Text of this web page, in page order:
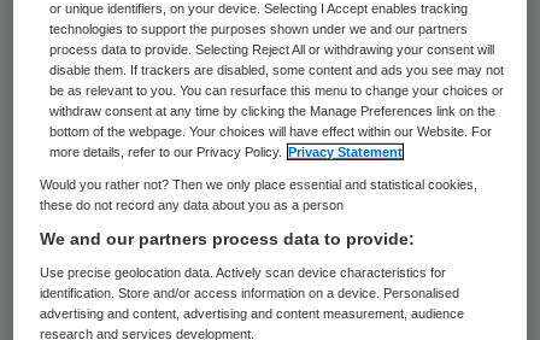
Consumenten Federatie (NPCF). Het
ziekenhuis won deze publieksprijs omdat
het op ZorgkaartNederland.nl. een
waarderingscijfer van 9,8 kreeg.
ZorgkaartNederland.nl is de grootste
reviewsite voor de zorg.
“Het Alexander Monro
Borstkankerziekenhuisheeft van de drie
genomineerden de meeste waarderingen.
or unique identifiers, on your device. Selecting I Accept enables tracking
technologies to support the purposes shown under we and our partners
process data to provide. Selecting Reject All or withdrawing your consent will
disable them. If trackers are disabled, some content and ads you see may not
be as relevant to you. You can resurface this menu to change your choices or
withdraw consent at any time by clicking the Manage Preferences link on the
bottom of the webpage. Your choices will have effect within our Website. For
more details, refer to our Privacy Policy.
Privacy Statement
Would you rather not? Then we only place essential and statistical cookies,
these do not record any data about you as a person
We and our partners process data to provide:
Use precise geolocation data. Actively scan device characteristics for
identification. Store and/or access information on a device. Personalised
advertising and content, advertising and content measurement, audience
research and services development.